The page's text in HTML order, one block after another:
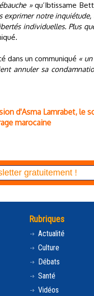
»qu’Ibtissame
exprimer notre
individuelles. Plus
dans un communiqué «
annuler sa
d'Asma Lamrabet, le
marocaine
Rubriques
Actualité
Culture
Débats
Santé
Vidéos